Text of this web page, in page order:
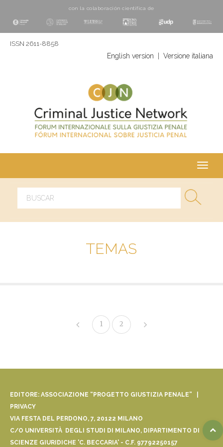
con la colaboración cientí­fica de
ISSN 2611-8858
English version Versione italiana
TEMAS
1 2
EDITORE: ASSOCIAZIONE “PROGETTO GIUSTIZIA PENALE” |
PRIVACY
VIA FESTA DEL PERDONO, 7, 20122 MILANO
C/O UNIVERSITÀ DEGLI STUDI DI MILANO, DIPARTIMENTO DI
SCIENZE GIURIDICHE 'C. BECCARIA' - C.F. 97792250157